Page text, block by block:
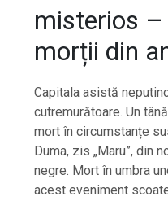
misterios –
morții din
Capitala asistă
cutremurătoare. Un
mort în circumstanțe
Duma, zis „Maru”, din
negre. Mort în umbra
acest eveniment